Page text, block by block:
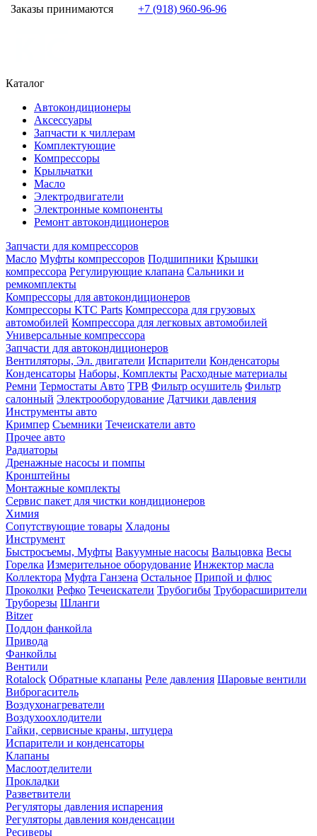
Заказы принимаются
+7 (918) 960-96-96
Каталог
Автокондиционеры
Аксессуары
Запчасти к чиллерам
Комплектующие
Компрессоры
Крыльчатки
Масло
Электродвигатели
Электронные компоненты
Ремонт автокондиционеров
Запчасти для компрессоров
Масло Муфты компрессоров Подшипники Крышки
компрессора Регулирующие клапана Сальники и
ремкомплекты
Компрессоры для автокондиционеров
Компрессоры KTC Parts Компрессора для грузовых
автомобилей Компрессора для легковых автомобилей
Универсальные компрессора
Запчасти для автокондиционеров
Вентиляторы, Эл. двигатели Испарители Конденсаторы
Конденсаторы Наборы, Комплекты Расходные материалы
Ремни Термостаты Авто ТРВ Фильтр осушитель Фильтр
салонный Электрооборудование Датчики давления
Инструменты авто
Кримпер Съемники Течеискатели авто
Прочее авто
Радиаторы
Дренажные насосы и помпы
Кронштейны
Монтажные комплекты
Сервис пакет для чистки кондиционеров
Химия
Сопутствующие товары Хладоны
Инструмент
Быстросъемы, Муфты Вакуумные насосы Вальцовка Весы
Горелка Измерительное оборудование Инжектор масла
Коллектора Муфта Ганзена Остальное Припой и флюс
Проколки Рефко Течеискатели Трубогибы Труборасширители
Труборезы Шланги
Bitzer
Поддон фанкойла
Привода
Фанкойлы
Вентили
Rotalock Обратные клапаны Реле давления Шаровые вентили
Виброгаситель
Воздухонагреватели
Воздухоохлодители
Гайки, сервисные краны, штуцера
Испарители и конденсаторы
Клапаны
Маслоотделители
Прокладки
Разветвители
Регуляторы давления испарения
Регуляторы давления конденсации
Ресиверы